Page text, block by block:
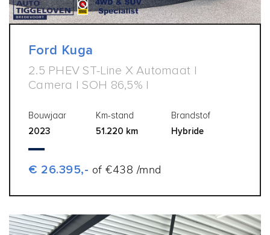
Ford Kuga
2.5 PHEV ST-Line X Automaat |
Camera | SOH 86,5% |
Bouwjaar
2023
Km-stand
51.220 km
Brandstof
Hybride
€ 26.395,- of €438 /mnd